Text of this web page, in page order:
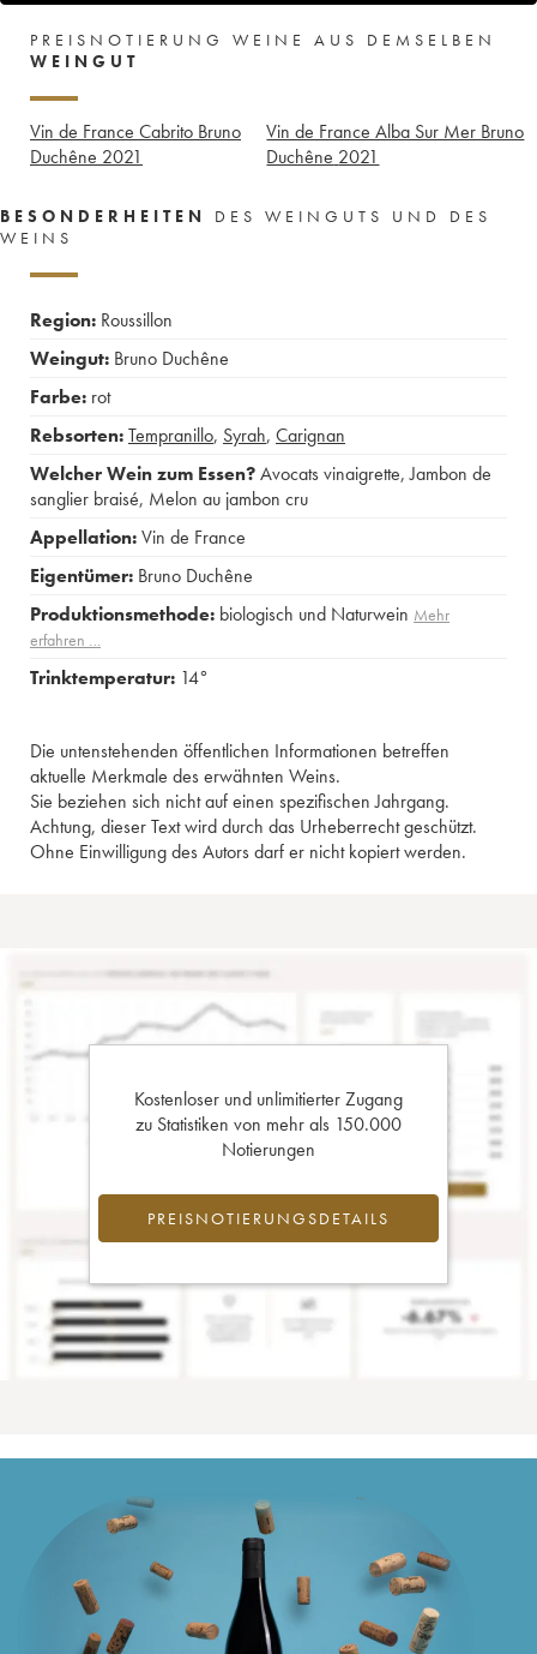
PREISNOTIERUNG WEINE AUS DEMSELBEN
WEINGUT
Vin de France Cabrito Bruno
Duchêne 2021
Vin de France Alba Sur Mer Bruno
Duchêne 2021
BESONDERHEITEN
DES WEINGUTS UND DES
WEINS
Region: Roussillon
Weingut: Bruno Duchêne
Farbe: rot
Rebsorten:Tempranillo, Syrah, Carignan
Welcher Wein zum Essen?Avocats vinaigrette,Jambon de
sanglier braisé, Melon au jambon cru
Appellation:Vin de France
Eigentümer: Bruno Duchêne
Produktionsmethode: biologisch und Naturwein Mehr
erfahren …
Trinktemperatur: 14°
Die untenstehenden öffentlichen Informationen betreffen
aktuelle Merkmale des erwähnten Weins.
Sie beziehen sich nicht auf einen spezifischen Jahrgang.
Achtung, dieser Text wird durch das Urheberrecht geschützt.
Ohne Einwilligung des Autors darf er nicht kopiert werden.
Kostenloser und unlimitierter Zugang
zu Statistiken von mehr als 150.000
Notierungen
PREISNOTIERUNGSDETAILS